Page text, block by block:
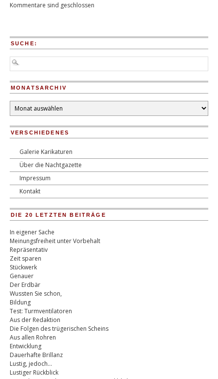
Kommentare sind geschlossen
SUCHE:
MONATSARCHIV
Monatsarchiv
VERSCHIEDENES
Galerie Karikaturen
Über die Nachtgazette
Impressum
Kontakt
DIE 20 LETZTEN BEITRÄGE
In eigener Sache
Meinungsfreiheit unter Vorbehalt
Repräsentativ
Zeit sparen
Stückwerk
Genauer
Der Erdbär
Wussten Sie schon,
Bildung
Test: Turmventilatoren
Aus der Redaktion
Die Folgen des trügerischen Scheins
Aus allen Rohren
Entwicklung
Dauerhafte Brillanz
Lustig, jedoch…
Lustiger Rückblick